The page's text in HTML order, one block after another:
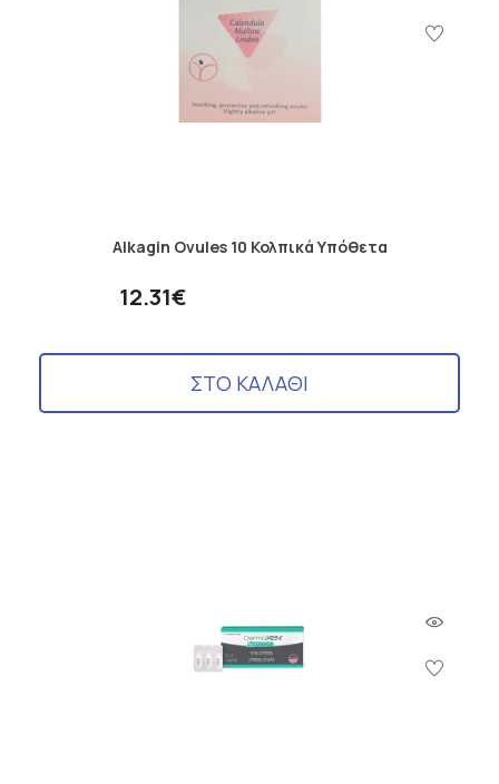
Alkagin Ovules 10 Κολπικά Υπόθετα
12.31€
ΣΤΟ ΚΑΛΑΘΙ